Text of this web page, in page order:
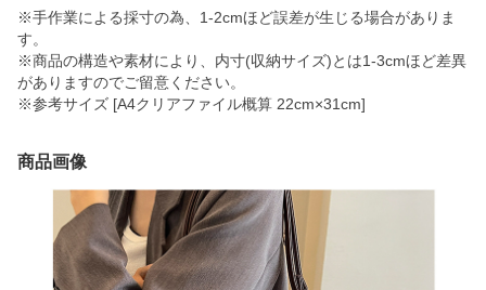
※手作業による採寸の為、1-2cmほど誤差が生じる場合がありま
す。
※商品の構造や素材により、内寸(収納サイズ)とは1-3cmほど差異
がありますのでご留意ください。
※参考サイズ [A4クリアファイル概算 22cm×31cm]
商品画像